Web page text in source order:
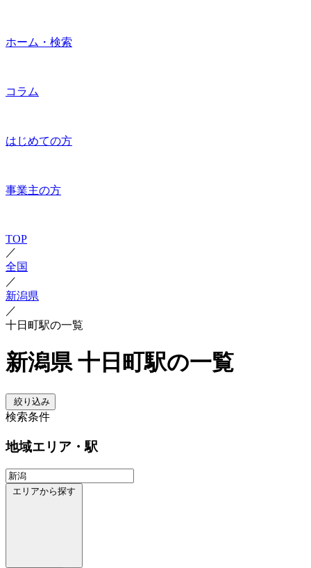
ホーム・検索
コラム
はじめての方
事業主の方
TOP
／
全国
／
新潟県
／
十日町駅の一覧
新潟県 十日町駅の一覧
絞り込み
検索条件
地域エリア・駅
エリアから探す